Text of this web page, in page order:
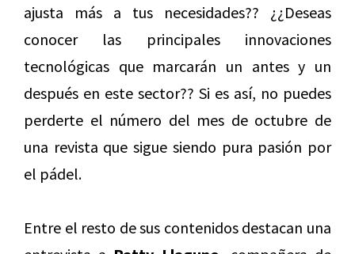
ajusta más a tus necesidades?? ¿¿Deseas
conocer las principales innovaciones
tecnológicas que marcarán un antes y un
después en este sector?? Si es así, no puedes
perderte el número del mes de octubre de
una revista que sigue siendo pura pasión por
el pádel.
Entre el resto de sus contenidos destacan una